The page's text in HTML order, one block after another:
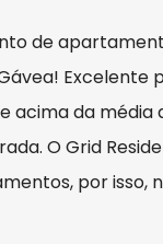
de
Excelente
acima da média
O Grid
por isso,